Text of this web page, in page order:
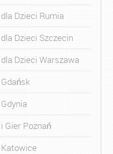
Dzieci Rumia
Dzieci Szczecin
Dzieci Warszawa
Gier Poznań